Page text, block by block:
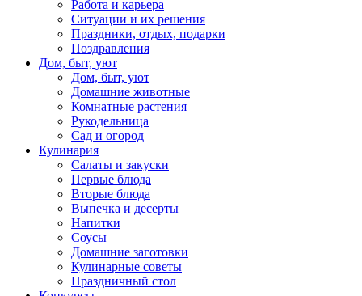
Работа и карьера
Ситуации и их решения
Праздники, отдых, подарки
Поздравления
Дом, быт, уют
Дом, быт, уют
Домашние животные
Комнатные растения
Рукодельница
Сад и огород
Кулинария
Салаты и закуски
Первые блюда
Вторые блюда
Выпечка и десерты
Напитки
Соусы
Домашние заготовки
Кулинарные советы
Праздничный стол